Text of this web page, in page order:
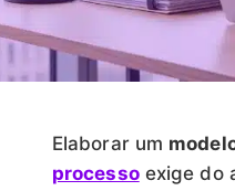
Elaborar um
processoexige do